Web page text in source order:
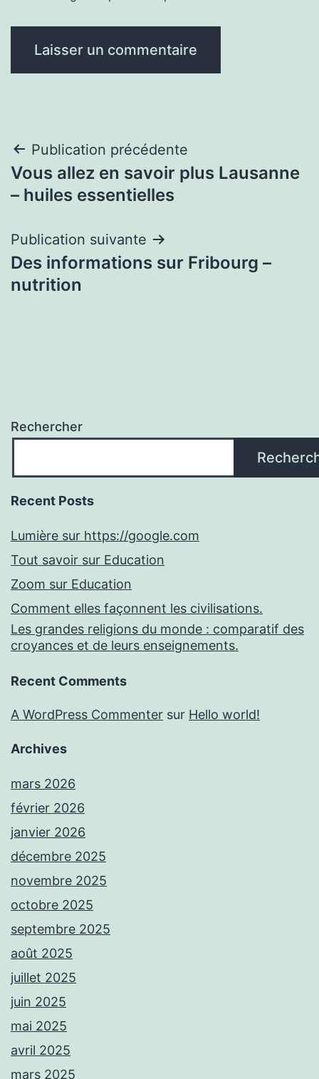
Navigation
de
Publication précédente
Vous allez en savoir plus Lausanne
– huiles essentielles
Publication suivante
Des informations sur Fribourg –
nutrition
Rechercher
Recent Posts
Lumière sur https://google.com
Tout savoir sur Education
Zoom sur Education
Comment elles façonnent les civilisations.
Les grandes religions du monde : comparatif des
croyances et de leurs enseignements.
Recent Comments
A WordPress Commenter sur Hello world!
Archives
mars 2026
février 2026
janvier 2026
décembre 2025
novembre 2025
octobre 2025
septembre 2025
août 2025
juillet 2025
juin 2025
mai 2025
avril 2025
mars 2025